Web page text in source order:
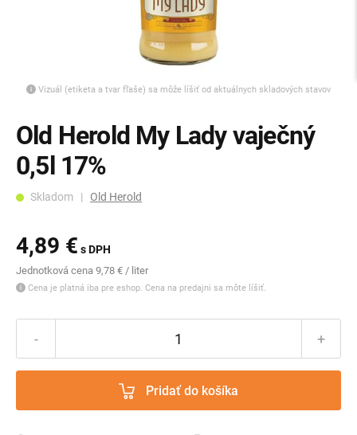
Vizuál (etiketa a tvar fľaše) sa môže líšiť od aktuálnych skladových stavov
Old Herold My Lady vaječný
0,5l 17%
Skladom | Old Herold
4,89 € s DPH
Jednotková cena 9,78 € / liter
Cena je platná iba pre eshop. Cena na predajni sa môte líšiť.
- +
Pridať do košíka